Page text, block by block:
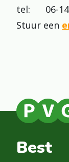
tel: 06-
Stuur een
Best